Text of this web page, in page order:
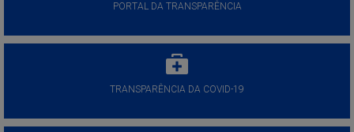
PORTAL DA TRANSPARÊNCIA
TRANSPARÊNCIA DA COVID-19